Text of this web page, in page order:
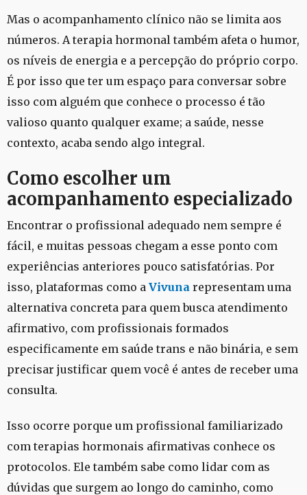
Mas o acompanhamento clínico não se limita aos
números. A terapia hormonal também afeta o humor,
os níveis de energia e a percepção do próprio corpo.
É por isso que ter um espaço para conversar sobre
isso com alguém que conhece o processo é tão
valioso quanto qualquer exame; a saúde, nesse
contexto, acaba sendo algo integral.
Como escolher um
acompanhamento especializado
Encontrar o profissional adequado nem sempre é
fácil, e muitas pessoas chegam a esse ponto com
experiências anteriores pouco satisfatórias. Por
isso, plataformas como a Vivuna representam uma
alternativa concreta para quem busca atendimento
afirmativo, com profissionais formados
especificamente em saúde trans e não binária, e sem
precisar justificar quem você é antes de receber uma
consulta.
Isso ocorre porque um profissional familiarizado
com terapias hormonais afirmativas conhece os
protocolos. Ele também sabe como lidar com as
dúvidas que surgem ao longo do caminho, como